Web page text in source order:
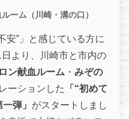
ーム（川崎・溝の口）
安”」と感じている方に
より、川崎市と市内の
ン献血ルーム ・ みぞの
ーションした
「“初めて
弾」 がスタートしまし